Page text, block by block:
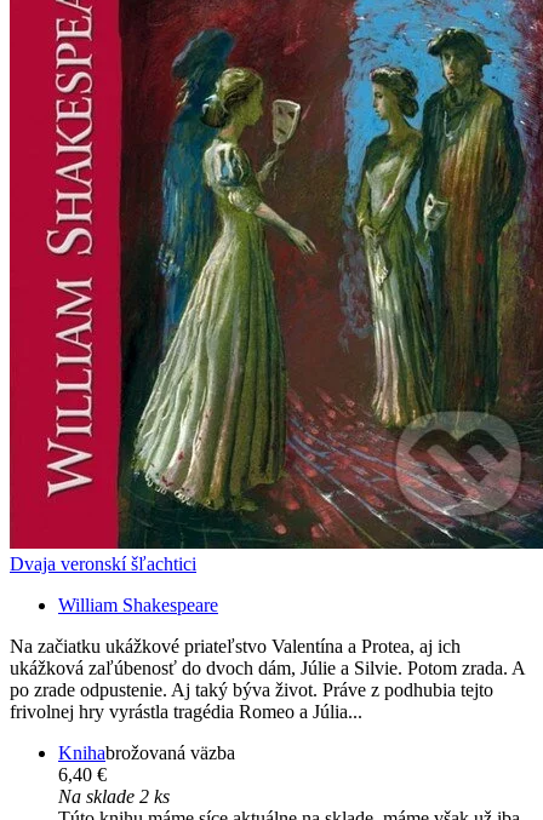
Dvaja veronskí šľachtici
William Shakespeare
Na začiatku ukážkové priateľstvo Valentína a Protea, aj ich
ukážková zaľúbenosť do dvoch dám, Júlie a Silvie. Potom zrada. A
po zrade odpustenie. Aj taký býva život. Práve z podhubia tejto
frivolnej hry vyrástla tragédia Romeo a Júlia...
Knihabrožovaná väzba
6,40 €
Na sklade 2 ks